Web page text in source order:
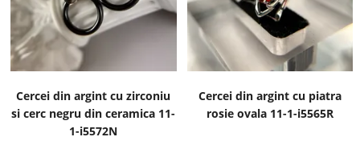
Cercei din argint cu zirconiu
si cerc negru din ceramica 11-
1-i5572N
Cercei din argint cu piatra
rosie ovala 11-1-i5565R